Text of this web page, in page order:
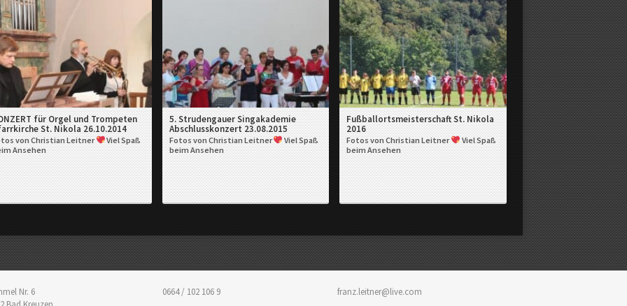
für Orgel und Trompeten
St. Nikola 26.10.2014
von Christian Leitner
Viel Spaß
Ansehen
5. Strudengauer Singakademie
Abschlusskonzert 23.08.2015
Fotos von Christian Leitner
Viel Spaß
beim Ansehen
Fußballortsmeisterschaft St. Nikola
2016
Fotos von Christian Leitner
Viel Spaß
beim Ansehen
Nr. 6
0664 / 102 106 9 franz.leitner@live.com